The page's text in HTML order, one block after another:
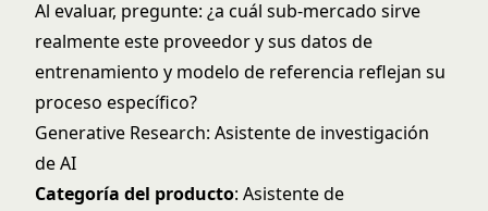
Al evaluar, pregunte: ¿a cuál sub-mercado sirve
realmente este proveedor y sus datos de
entrenamiento y modelo de referencia reflejan su
proceso específico?
Generative Research: Asistente de investigación
de AI
Categoría del producto: Asistente de